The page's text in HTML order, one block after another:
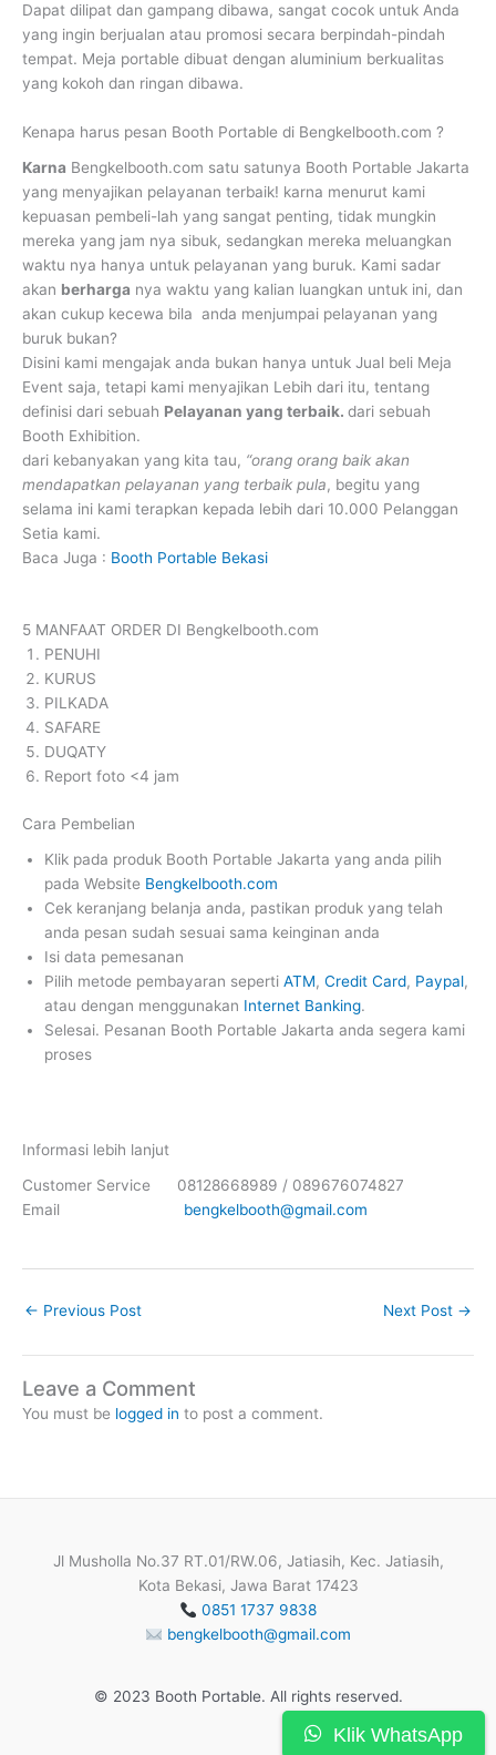
Klik WhatsApp
Dapat dilipat dan gampang dibawa, sangat cocok untuk Anda
yang ingin berjualan atau promosi secara berpindah-pindah
tempat. Meja portable dibuat dengan aluminium berkualitas
yang kokoh dan ringan dibawa.
Kenapa harus pesan Booth Portable di Bengkelbooth.com ?
Karna Bengkelbooth.com satu satunya Booth Portable Jakarta
yang menyajikan pelayanan terbaik! karna menurut kami
kepuasan pembeli-lah yang sangat penting, tidak mungkin
mereka yang jam nya sibuk, sedangkan mereka meluangkan
waktu nya hanya untuk pelayanan yang buruk. Kami sadar
akan berharga nya waktu yang kalian luangkan untuk ini, dan
akan cukup kecewa bila anda menjumpai pelayanan yang
buruk bukan?
Disini kami mengajak anda bukan hanya untuk Jual beli Meja
Event saja, tetapi kami menyajikan Lebih dari itu, tentang
definisi dari sebuah Pelayanan yang terbaik. dari sebuah
Booth Exhibition.
dari kebanyakan yang kita tau, “orang orang baik akan
mendapatkan pelayanan yang terbaik pula, begitu yang
selama ini kami terapkan kepada lebih dari 10.000 Pelanggan
Setia kami.
Baca Juga : Booth Portable Bekasi
5 MANFAAT ORDER DI Bengkelbooth.com
PENUHI
KURUS
PILKADA
SAFARE
DUQATY
Report foto <4 jam
Cara Pembelian
Klik pada produk Booth Portable Jakarta yang anda pilih
pada Website Bengkelbooth.com
Cek keranjang belanja anda, pastikan produk yang telah
anda pesan sudah sesuai sama keinginan anda
Isi data pemesanan
Pilih metode pembayaran seperti ATM, Credit Card, Paypal,
atau dengan menggunakan Internet Banking.
Selesai. Pesanan Booth Portable Jakarta anda segera kami
proses
Informasi lebih lanjut
Customer Service 08128668989 / 089676074827
Email bengkelbooth@gmail.com
← Previous Post Next Post →
Leave a Comment
You must be logged in to post a comment.
Jl Musholla No.37 RT.01/RW.06, Jatiasih, Kec. Jatiasih,
Kota Bekasi, Jawa Barat 17423
0851 1737 9838
bengkelbooth@gmail.com
© 2023 Booth Portable. All rights reserved.